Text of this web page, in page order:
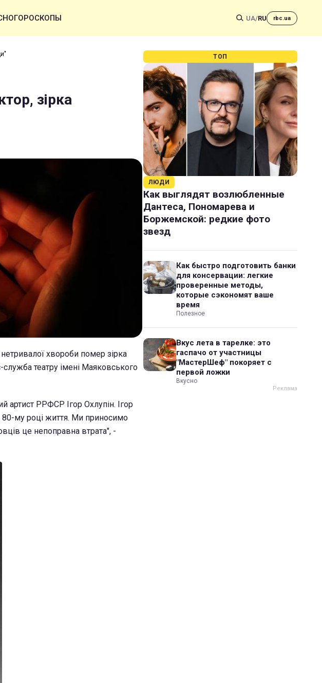
ГОРОСКОПЫ UA/RU rbc.ua
зірка
хвороби помер зірка
театру імені Маяковського
артист РРФСР Ігор Охлупін. Ігор
80-му році життя. Ми приносимо
це непоправна втрата", -
ТОП
ЛЮДИ
Как выглядят возлюбленные
Дантеса, Пономарева и
Боржемской: редкие фото
звезд
Как быстро подготовить банки
для консервации: легкие
проверенные методы,
которые сэкономят ваше
время
Полезное
Вкус лета в тарелке: это
гаспачо от участницы
"МастерШеф" покоряет с
первой ложки
Вкусно